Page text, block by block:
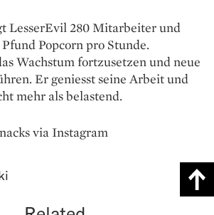
LesserEvil 280 Mitarbeiter und
Popcorn pro Stunde.
Wachstum fortzusetzen und neue
Er geniesst seine Arbeit und
mehr als belastend.
via Instagram